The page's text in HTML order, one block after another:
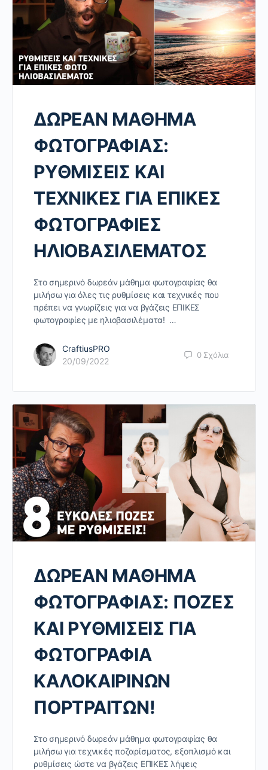
ΔΩΡΕΑΝ ΜΑΘΗΜΑ
ΦΩΤΟΓΡΑΦΙΑΣ:
ΡΥΘΜΙΣΕΙΣ ΚΑΙ
ΤΕΧΝΙΚΕΣ ΓΙΑ ΕΠΙΚΕΣ
ΦΩΤΟΓΡΑΦΙΕΣ
ΗΛΙΟΒΑΣΙΛΕΜΑΤΟΣ
Στο σημερινό δωρεάν μάθημα φωτογραφίας θα
μιλήσω για όλες τις ρυθμίσεις και τεχνικές που
πρέπει να γνωρίζεις για να βγάζεις ΕΠΙΚΕΣ
φωτογραφίες με ηλιοβασιλέματα! …
CraftiusPRO
20/09/2022
0 Σχόλια
ΔΩΡΕΑΝ ΜΑΘΗΜΑ
ΦΩΤΟΓΡΑΦΙΑΣ: ΠΟΖΕΣ
ΚΑΙ ΡΥΘΜΙΣΕΙΣ ΓΙΑ
ΦΩΤΟΓΡΑΦΙΑ
ΚΑΛΟΚΑΙΡΙΝΩΝ
ΠΟΡΤΡΑΙΤΩΝ!
Στο σημερινό δωρεάν μάθημα φωτογραφίας θα
μιλήσω για τεχνικές ποζαρίσματος, εξοπλισμό και
ρυθμίσεις ώστε να βγάζεις ΕΠΙΚΕΣ λήψεις